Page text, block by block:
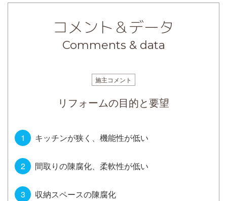
コメント＆データ
Comments & data
施主コメント
リフォームの目的と要望
キッチンが狭く、機能性が低い
間取りの陳腐化、柔軟性が低い
収納スペースの陳腐化